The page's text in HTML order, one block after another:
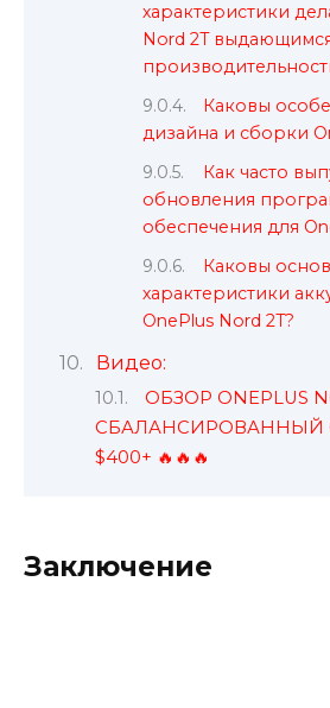
характеристики
Nord 2T
Каковы
дизайна и сборки
Как часто
обновления
обеспечения для
Каковы
характеристики
OnePlus Nord 2T?
Видео:
ОБЗОР ONEPLUS
СБАЛАНСИРОВАННЫЙ
$400+ 🔥🔥🔥
Заключение